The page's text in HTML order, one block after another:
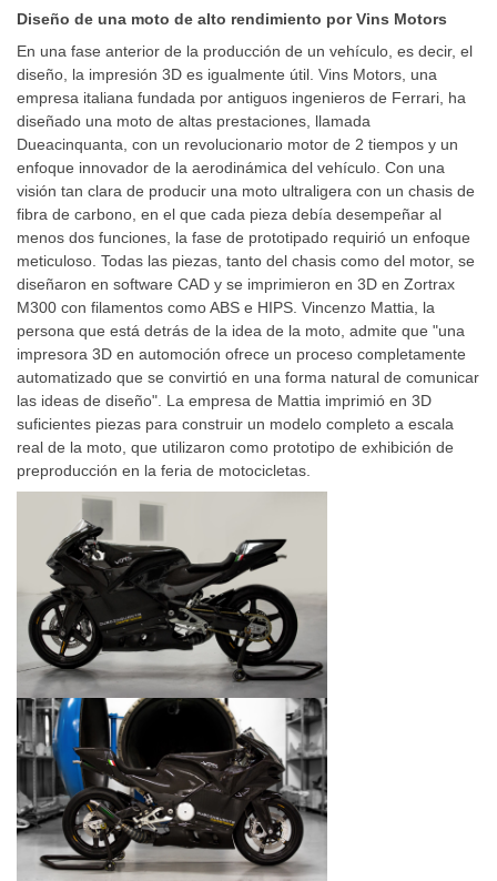
Diseño de una moto de alto rendimiento por Vins Motors
En una fase anterior de la producción de un vehículo, es decir, el
diseño, la impresión 3D es igualmente útil. Vins Motors, una
empresa italiana fundada por antiguos ingenieros de Ferrari, ha
diseñado una moto de altas prestaciones, llamada
Dueacinquanta, con un revolucionario motor de 2 tiempos y un
enfoque innovador de la aerodinámica del vehículo. Con una
visión tan clara de producir una moto ultraligera con un chasis de
fibra de carbono, en el que cada pieza debía desempeñar al
menos dos funciones, la fase de prototipado requirió un enfoque
meticuloso. Todas las piezas, tanto del chasis como del motor, se
diseñaron en software CAD y se imprimieron en 3D en Zortrax
M300 con filamentos como ABS e HIPS. Vincenzo Mattia, la
persona que está detrás de la idea de la moto, admite que "una
impresora 3D en automoción ofrece un proceso completamente
automatizado que se convirtió en una forma natural de comunicar
las ideas de diseño". La empresa de Mattia imprimió en 3D
suficientes piezas para construir un modelo completo a escala
real de la moto, que utilizaron como prototipo de exhibición de
preproducción en la feria de motocicletas.